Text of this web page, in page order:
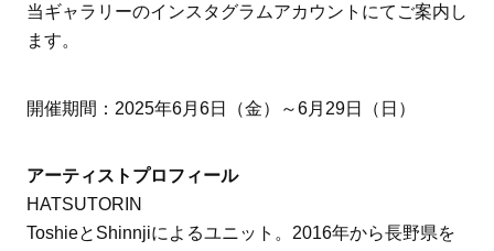
当ギャラリーのインスタグラムアカウントにてご案内し
ます。
開催期間：2025年6月6日（金）～6月29日（日）
アーティストプロフィール
HATSUTORIN
ToshieとShinnjiによるユニット。2016年から長野県を